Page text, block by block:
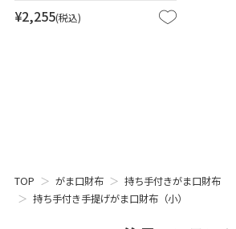
¥2,255 税込
TOP がま口財布
持ち手付きがま口財布
持ち手付き手提げがま口財布（小）